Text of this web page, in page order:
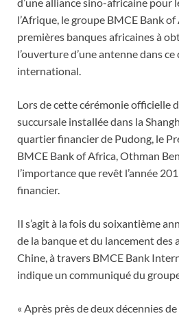
d’une alliance sino-africaine pour
l’Afrique, le groupe BMCE Bank
premières banques africaines à
l’ouverture d’une antenne dans
international.
Lors de cette cérémonie officielle
succursale installée dans la
quartier financier de Pudong, le
BMCE Bank of Africa, Othman
l’importance que revêt l’année
financier.
Il s’agit à la fois du soixantième
de la banque et du lancement des
Chine, à travers BMCE Bank
indique un communiqué du
« Après près de deux décennies